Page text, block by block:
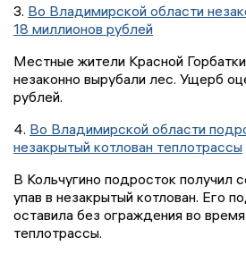
3. Во Владимирской области
18 миллионов рублей
Местные жители Красной
незаконно вырубали лес. Ущерб
рублей.
4. Во Владимирской области
незакрытый котлован теплотрассы
В Кольчугино подросток получил
упав в незакрытый котлован. Его
оставила без ограждения во
теплотрассы.